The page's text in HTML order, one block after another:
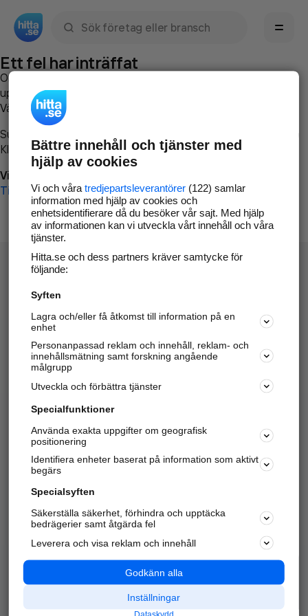
Ett fel har inträffat
Om du vill kan du
uppstod så att vi lättare och snabbare kan avhjälpa det.
Vänligen försök med följande:
Surfa till
Klicka påTillbaka-knappen i webbläsaren och försök igen
Vi beklagar besväret!
Till startsidan
Hitta.se - Gratis nummerupplysning.
Sök företag, personer och platser.
Hitta telefonnummer, adresser, företagsinfo mm.
Marknadsför företaget
Kom igång och annonsera mot
samarbetspartners nära dig.
Alla kategorier
Populära sökningar
API & Kartor
Annonsera
Integritet
Nödnummer
Bättre innehåll och tjänster med
hjälp av cookies
Vi och våra tredjepartsleverantörer(122) samlar
information med hjälp av cookies och
enhetsidentifierare då du besöker vår sajt. Med hjälp
av informationen kan vi utveckla vårt innehåll och våra
tjänster.
Hitta.se och dess partners kräver samtycke för
följande:
Syften
Lagra och/eller få åtkomst till information på en
enhet
Personanpassad reklam och innehåll, reklam- och
innehållsmätning samt forskning angående
målgrupp
Utveckla och förbättra tjänster
Specialfunktioner
Använda exakta uppgifter om geografisk
positionering
Identifiera enheter baserat på information som aktivt
begärs
Specialsyften
Säkerställa säkerhet, förhindra och upptäcka
bedrägerier samt åtgärda fel
Leverera och visa reklam och innehåll
Godkänn alla
Inställningar
Dataskydd